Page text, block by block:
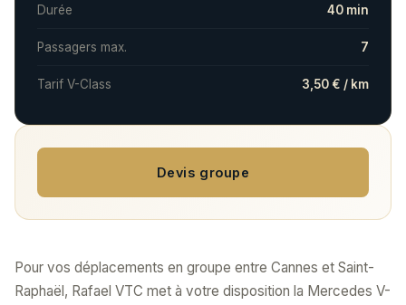
Pour vos déplacements en groupe entre Cannes et Saint-
Raphaël, Rafael VTC met à votre disposition la Mercedes V-
Durée 40 min
Passagers max. 7
Tarif V-Class 3,50 € / km
Devis groupe